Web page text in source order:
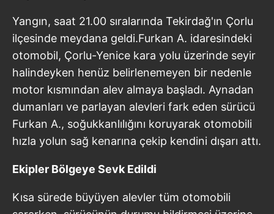
Yangın, saat 21.00 sıralarında Tekirdağ'ın Çorlu
ilçesinde meydana geldi.Furkan A. idaresindeki
otomobil, Çorlu-Yenice kara yolu üzerinde seyir
halindeyken henüz belirlenemeyen bir nedenle
motor kısmından alev almaya başladı. Aynadan
dumanları ve parlayan alevleri fark eden sürücü
Furkan A., soğukkanlılığını koruyarak otomobili
hızla yolun sağ kenarına çekip kendini dışarı attı.
Ekipler Bölgeye Sevk Edildi
Kısa sürede büyüyen alevler tüm otomobili